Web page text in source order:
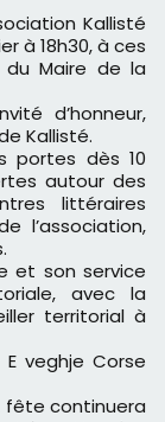
Kallisté
à 18h30, à ces
du Maire de la
d’honneur,
Kallisté.
portes dès 10
autour des
littéraires
l’association,
et son service
avec la
territorial à
veghje Corse
fête continuera